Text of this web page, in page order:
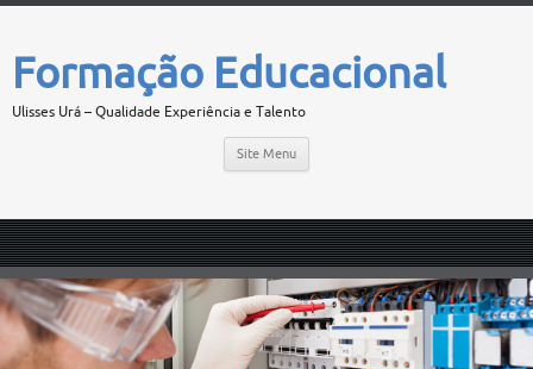
Formação Educacional
Ulisses Urá – Qualidade Experiência e Talento
Site Menu